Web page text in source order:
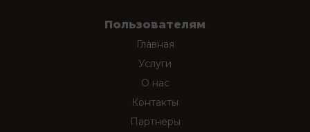
Пользователям
Главная
Услуги
О нас
Контакты
Партнеры